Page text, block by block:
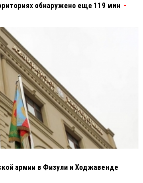
обнаружено еще 119 мин -
армии в Физули и Ходжавенде